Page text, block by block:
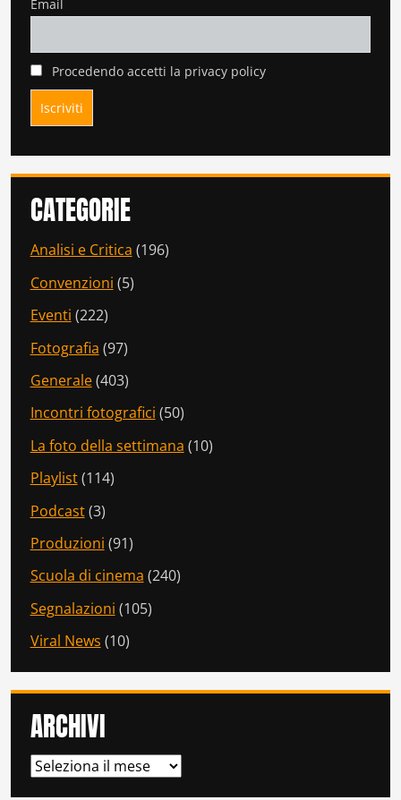
Email
Procedendo accetti la privacy policy
CATEGORIE
Analisi e Critica (196)
Convenzioni (5)
Eventi (222)
Fotografia (97)
Generale(403)
Incontri fotografici (50)
La foto della settimana (10)
Playlist(114)
Podcast(3)
Produzioni (91)
Scuola di cinema (240)
Segnalazioni (105)
Viral News (10)
ARCHIVI
ARCHIVI